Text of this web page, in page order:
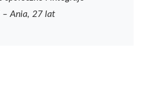
– Ania, 27 lat